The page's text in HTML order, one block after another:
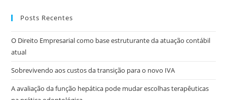
Posts Recentes
O Direito Empresarial como base estruturante da atuação contábil
atual
Sobrevivendo aos custos da transição para o novo IVA
A avaliação da função hepática pode mudar escolhas terapêuticas